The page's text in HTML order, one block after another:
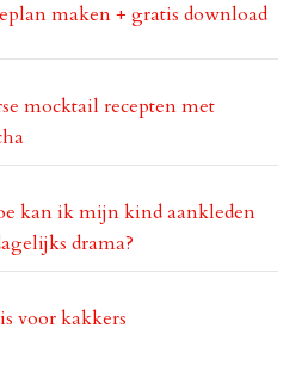
maken + gratis download
mocktail recepten met
kan ik mijn kind aankleden
drama?
voor kakkers